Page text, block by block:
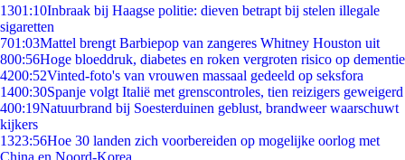
1301:10Inbraak bij Haagse politie: dieven betrapt bij stelen illegale
sigaretten
701:03Mattel brengt Barbiepop van zangeres Whitney Houston uit
800:56Hoge bloeddruk, diabetes en roken vergroten risico op dementie
4200:52Vinted-foto's van vrouwen massaal gedeeld op seksfora
1400:30Spanje volgt Italië met grenscontroles, tien reizigers geweigerd
400:19Natuurbrand bij Soesterduinen geblust, brandweer waarschuwt
kijkers
1323:56Hoe 30 landen zich voorbereiden op mogelijke oorlog met
China en Noord-Korea